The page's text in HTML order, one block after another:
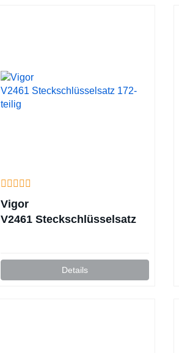
Vigor
V2461 Steckschlüsselsatz
Details